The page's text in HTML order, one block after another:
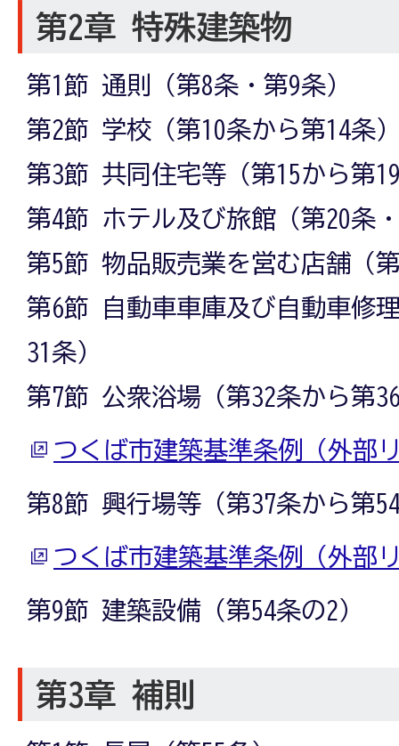
第2章 特殊建築物
第1節 通則（第8条・第9条）
第2節 学校（第10条から第14条
第3節 共同住宅等（第15から第
第4節 ホテル及び旅館（第20条
第5節 物品販売業を営む店舗（
第6節 自動車車庫及び自動車修
31条）
第7節 公衆浴場（第32条から第
つくば市建築基準条例（外部
第8節 興行場等（第37条から第
つくば市建築基準条例（外部
第9節 建築設備（第54条の2）
第3章 補則